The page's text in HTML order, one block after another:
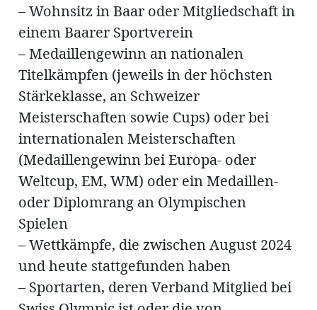
– Wohnsitz in Baar oder Mitgliedschaft in
einem Baarer Sportverein
– Medaillengewinn an nationalen
Titelkämpfen (jeweils in der höchsten
Stärkeklasse, an Schweizer
Meisterschaften sowie Cups) oder bei
internationalen Meisterschaften
(Medaillengewinn bei Europa- oder
Weltcup, EM, WM) oder ein Medaillen-
oder Diplomrang an Olympischen
Spielen
– Wettkämpfe, die zwischen August 2024
und heute stattgefunden haben
– Sportarten, deren Verband Mitglied bei